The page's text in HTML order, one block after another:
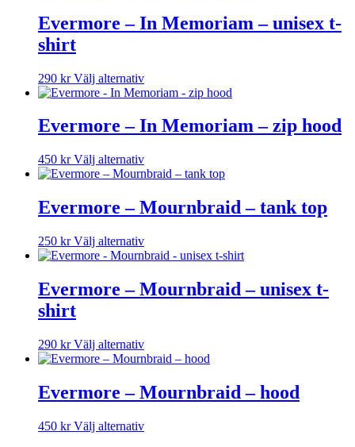
kan
väljas
har
flera
olika
alternativen
kan
väljas
på
Evermore – In Memoriam – unisex t-
shirt
290 kr Välj alternativDen
här
har
flera
De
olika
kan
väljas
produktsidan
Evermore – In Memoriam – zip hood
450 kr Välj alternativDen
här
har
flera
De
olika
kan
väljas
Evermore – Mournbraid – tank top
250 kr Välj alternativDen
här
har
flera
olika
alternativen
kan
väljas
på
Evermore – Mournbraid – unisex t-
shirt
290 kr Välj alternativDen
här
har
flera
De
Evermore – Mournbraid – hood
450 kr Välj alternativDen